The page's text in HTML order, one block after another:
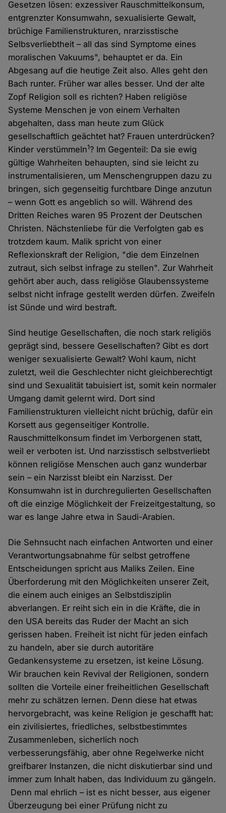
Gesetzen lösen: exzessiver Rauschmittelkonsum,
entgrenzter Konsumwahn, sexualisierte Gewalt,
brüchige Familienstrukturen, nrarzisstische
Selbsverliebtheit – all das sind Symptome eines
moralischen Vakuums", behauptet er da. Ein
Abgesang auf die heutige Zeit also. Alles geht den
Bach runter. Früher war alles besser. Und der alte
Zopf Religion soll es richten? Haben religiöse
Systeme Menschen je von einem Verhalten
abgehalten, dass man heute zum Glück
gesellschaftlich geächtet hat? Frauen unterdrücken?
Kinder verstümmeln1? Im Gegenteil: Da sie ewig
gültige Wahrheiten behaupten, sind sie leicht zu
instrumentalisieren, um Menschengruppen dazu zu
bringen, sich gegenseitig furchtbare Dinge anzutun
– wenn Gott es angeblich so will. Während des
Dritten Reiches waren 95 Prozent der Deutschen
Christen. Nächstenliebe für die Verfolgten gab es
trotzdem kaum. Malik spricht von einer
Reflexionskraft der Religion, "die dem Einzelnen
zutraut, sich selbst infrage zu stellen". Zur Wahrheit
gehört aber auch, dass religiöse Glaubenssysteme
selbst nicht infrage gestellt werden dürfen. Zweifeln
ist Sünde und wird bestraft.
Sind heutige Gesellschaften, die noch stark religiös
geprägt sind, bessere Gesellschaften? Gibt es dort
weniger sexualisierte Gewalt? Wohl kaum, nicht
zuletzt, weil die Geschlechter nicht gleichberechtigt
sind und Sexualität tabuisiert ist, somit kein normaler
Umgang damit gelernt wird. Dort sind
Familienstrukturen vielleicht nicht brüchig, dafür ein
Korsett aus gegenseitiger Kontrolle.
Rauschmittelkonsum findet im Verborgenen statt,
weil er verboten ist. Und narzisstisch selbstverliebt
können religiöse Menschen auch ganz wunderbar
sein – ein Narzisst bleibt ein Narzisst. Der
Konsumwahn ist in durchregulierten Gesellschaften
oft die einzige Möglichkeit der Freizeitgestaltung, so
war es lange Jahre etwa in Saudi-Arabien.
Die Sehnsucht nach einfachen Antworten und einer
Verantwortungsabnahme für selbst getroffene
Entscheidungen spricht aus Maliks Zeilen. Eine
Überforderung mit den Möglichkeiten unserer Zeit,
die einem auch einiges an Selbstdisziplin
abverlangen. Er reiht sich ein in die Kräfte, die in
den USA bereits das Ruder der Macht an sich
gerissen haben. Freiheit ist nicht für jeden einfach
zu handeln, aber sie durch autoritäre
Gedankensysteme zu ersetzen, ist keine Lösung.
Wir brauchen kein Revival der Religionen, sondern
sollten die Vorteile einer freiheitlichen Gesellschaft
mehr zu schätzen lernen. Denn diese hat etwas
hervorgebracht, was keine Religion je geschafft hat:
ein zivilisiertes, friedliches, selbstbestimmtes
Zusammenleben, sicherlich noch
verbesserungsfähig, aber ohne Regelwerke nicht
greifbarer Instanzen, die nicht diskutierbar sind und
immer zum Inhalt haben, das Individuum zu gängeln.
Denn mal ehrlich – ist es nicht besser, aus eigener
Überzeugung bei einer Prüfung nicht zu